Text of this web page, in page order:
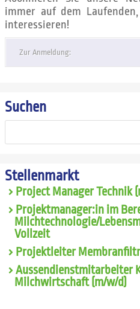
immer auf dem
interessieren!
Zur Anmeldung:
Suchen
Stellenmarkt
Project Manager Technik
Projektmanager:in im
Milchtechnologie/
Vollzeit
Projektleiter
Aussendienstmitarbeiter
Milchwirtschaft (m/w/d)